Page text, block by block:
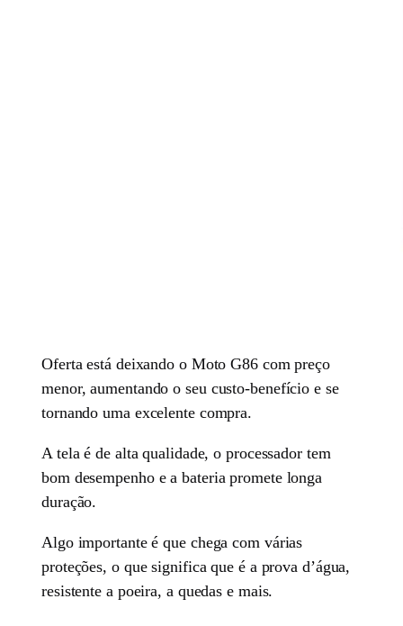
Oferta está deixando o Moto G86 com preço
menor, aumentando o seu custo-benefício e se
tornando uma excelente compra.
A tela é de alta qualidade, o processador tem
bom desempenho e a bateria promete longa
duração.
Algo importante é que chega com várias
proteções, o que significa que é a prova d’água,
resistente a poeira, a quedas e mais.